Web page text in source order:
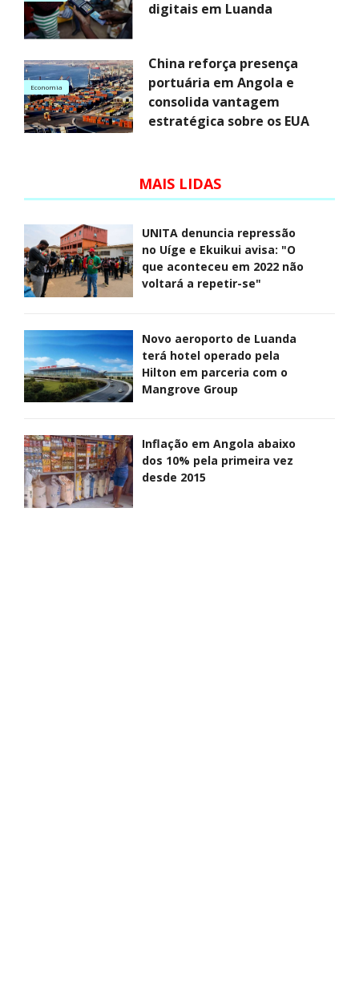
digitais em Luanda
Economia
China reforça presença
portuária em Angola e
consolida vantagem
estratégica sobre os EUA
MAIS LIDAS
UNITA denuncia repressão
no Uíge e Ekuikui avisa: "O
que aconteceu em 2022 não
voltará a repetir-se"
Novo aeroporto de Luanda
terá hotel operado pela
Hilton em parceria com o
Mangrove Group
Inflação em Angola abaixo
dos 10% pela primeira vez
desde 2015